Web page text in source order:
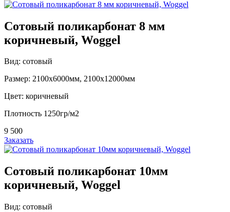
Сотовый поликарбонат 8 мм
коричневый, Woggel
Вид: сотовый
Размер: 2100х6000мм, 2100х12000мм
Цвет: коричневый
Плотность 1250гр/м2
9 500
Заказать
Сотовый поликарбонат 10мм
коричневый, Woggel
Вид: сотовый